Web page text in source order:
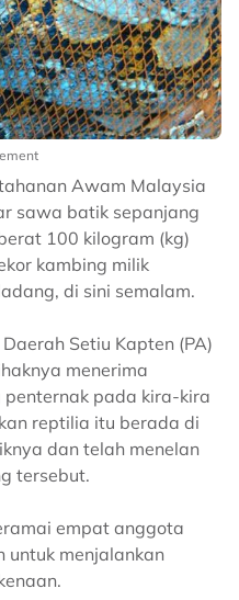
Awam Malaysia
sawa batik sepanjang
100 kilogram (kg)
kambing milik
di sini semalam.
Setiu Kapten (PA)
menerima
pada kira-kira
reptilia itu berada di
dan telah menelan
tersebut.
empat anggota
untuk menjalankan